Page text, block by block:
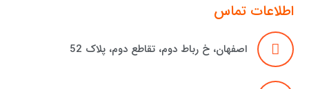
اطلاعات تماس
اصفهان، خ رباط دوم، تقاطع دوم، پلاک 52